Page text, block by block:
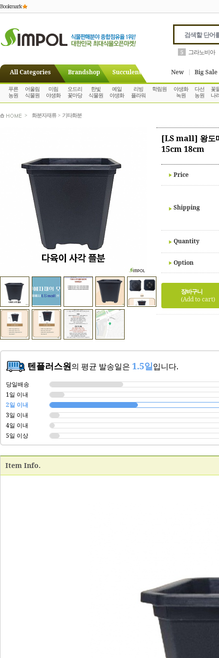
Bookmark
6 고사리
All Categories Brandshop Succulent New Big Sale
푸른
농원
어울림
식물원
미림
야생화
오드리
꽃마당
한빛
식물원
예일
야생화
리빙
플라워
학림원
야생화
녹원
다선
농원
꽃
나
> 화분자재류 > 기타화분
[LS mall] 왕도
15cm 18cm
Price
Shipping
Quantity
Option
장바구니
(Add to cart)
텐플러스원의 평균 발송일은 1.5일입니다.
당일배송
1일 이내
2일 이내
3일 이내
4일 이내
5일 이상
Item Info.